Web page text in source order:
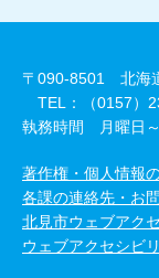
〒090-8501 北海
TEL：（0157）
執務時間 月曜日
著作権・個人情報
各課の連絡先・お
北見市ウェブアク
ウェブアクセシビ